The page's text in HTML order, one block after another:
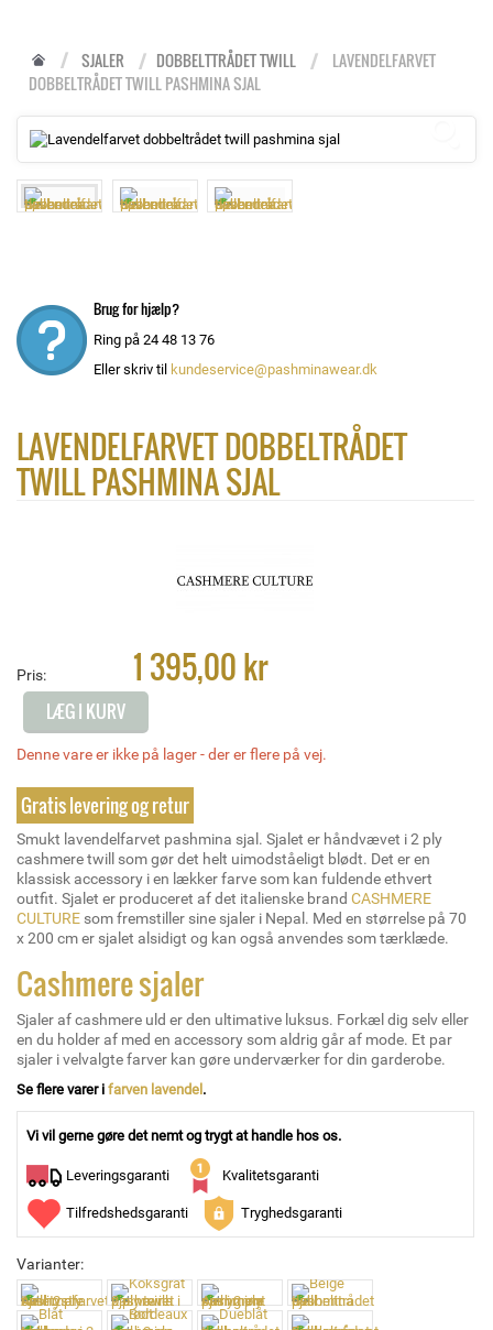
SJALER DOBBELTTRÅDET TWILL
LAVENDELFARVET
DOBBELTRÅDET TWILL PASHMINA SJAL
Brug for hjælp?
Ring på 24 48 13 76
Eller skriv til kundeservice@pashminawear.dk
LAVENDELFARVET DOBBELTRÅDET
TWILL PASHMINA SJAL
Pris: 1 395,00 kr
LÆG I KURV
Denne vare er ikke på lager - der er flere på vej.
Gratis levering og retur
Smukt lavendelfarvet pashmina sjal. Sjalet er håndvævet i 2 ply
cashmere twill som gør det helt uimodståeligt blødt. Det er en
klassisk accessory i en lækker farve som kan fuldende ethvert
outfit. Sjalet er produceret af det italienske brand CASHMERE
CULTURE som fremstiller sine sjaler i Nepal. Med en størrelse på 70
x 200 cm er sjalet alsidigt og kan også anvendes som tærklæde.
Cashmere sjaler
Sjaler af cashmere uld er den ultimative luksus. Forkæl dig selv eller
en du holder af med en accessory som aldrig går af mode. Et par
sjaler i velvalgte farver kan gøre underværker for din garderobe.
Se flere varer i farven lavendel.
Vi vil gerne gøre det nemt og trygt at handle hos os.
Leveringsgaranti Kvalitetsgaranti
Tilfredshedsgaranti Tryghedsgaranti
Varianter: